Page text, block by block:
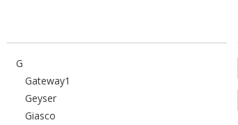
G
Gateway1
GeyserFiltrér efter category: Geyser
Giasco